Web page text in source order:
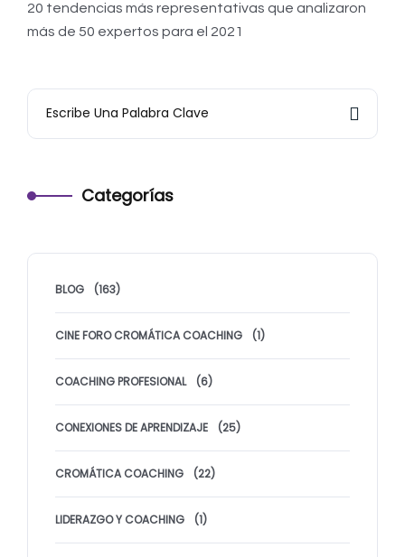
20 tendencias más representativas que analizaron
más de 50 expertos para el 2021
Categorías
BLOG (163)
CINE FORO CROMÁTICA COACHING (1)
COACHING PROFESIONAL (6)
CONEXIONES DE APRENDIZAJE (25)
CROMÁTICA COACHING (22)
LIDERAZGO Y COACHING (1)